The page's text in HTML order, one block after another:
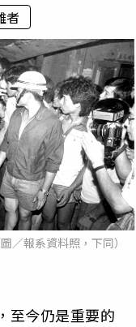
者
／報系資料照，下同）
至今仍是重要的